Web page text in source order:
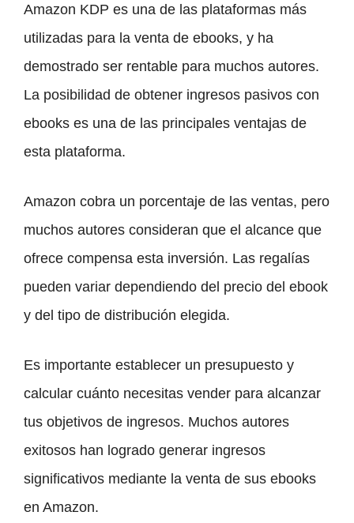
Amazon KDP es una de las plataformas más
utilizadas para la venta de ebooks, y ha
demostrado ser rentable para muchos autores.
La posibilidad de obtener ingresos pasivos con
ebooks es una de las principales ventajas de
esta plataforma.
Amazon cobra un porcentaje de las ventas, pero
muchos autores consideran que el alcance que
ofrece compensa esta inversión. Las regalías
pueden variar dependiendo del precio del ebook
y del tipo de distribución elegida.
Es importante establecer un presupuesto y
calcular cuánto necesitas vender para alcanzar
tus objetivos de ingresos. Muchos autores
exitosos han logrado generar ingresos
significativos mediante la venta de sus ebooks
en Amazon.